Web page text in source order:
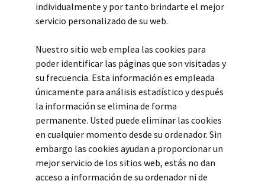
individualmente y por tanto brindarte el mejor
servicio personalizado de su web.
Nuestro sitio web emplea las cookies para
poder identificar las páginas que son visitadas y
su frecuencia. Esta información es empleada
únicamente para análisis estadístico y después
la información se elimina de forma
permanente. Usted puede eliminar las cookies
en cualquier momento desde su ordenador. Sin
embargo las cookies ayudan a proporcionar un
mejor servicio de los sitios web, estás no dan
acceso a información de su ordenador ni de